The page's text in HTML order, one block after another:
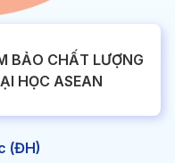
BẢO CHẤT LƯỢNG
HỌC ASEAN
(ĐH)